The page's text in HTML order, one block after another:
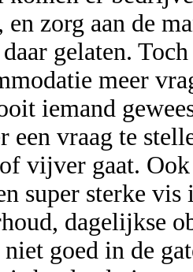
zorg aan de
gelaten.
meer
iemand
een vraag te
vijver gaat.
super sterke
dagelijkse
goed in de